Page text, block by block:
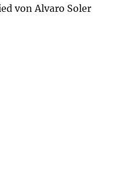
von Alvaro Soler